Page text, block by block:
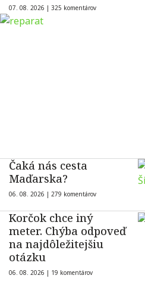
07. 08. 2026 | 325 komentárov
Čaká nás cesta
Maďarska?
06. 08. 2026 | 279 komentárov
Korčok chce iný
meter. Chýba odpoveď
na najdôležitejšiu
otázku
06. 08. 2026 | 19 komentárov